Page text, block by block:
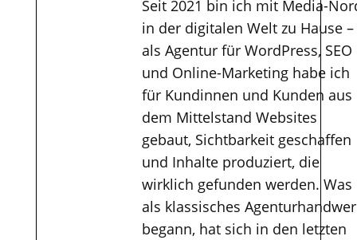
Seit 2021 bin ich mit Media-
in der digitalen Welt zu Hause –
als Agentur für WordPress, SEO
und Online-Marketing habe ich
für Kundinnen und Kunden aus
dem Mittelstand Websites
gebaut, Sichtbarkeit geschaffen
und Inhalte produziert, die
wirklich gefunden werden. Was
als klassisches
begann, hat sich in den letzten